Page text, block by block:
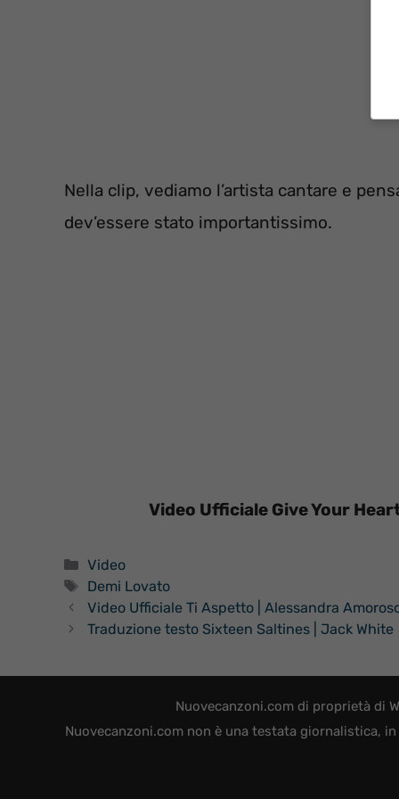
Nella clip, vediamo l’artista cantare e
dev’essere stato importantissimo.
Video Ufficiale Give Your
Categorie
Video
Tag
Demi Lovato
Video Ufficiale Ti Aspetto | Alessandra
Traduzione testo Sixteen Saltines | Jack White
Nuovecanzoni.com di proprietà di
Nuovecanzoni.com non è una testata giornalistica,